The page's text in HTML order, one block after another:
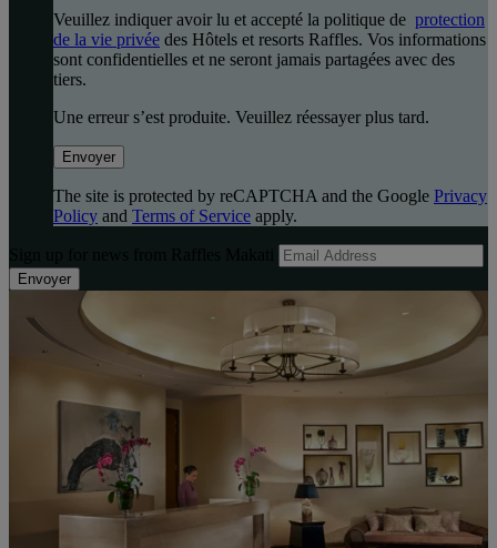
Veuillez indiquer avoir lu et accepté la politique de protection
de la vie privée des Hôtels et resorts Raffles. Vos informations
sont confidentielles et ne seront jamais partagées avec des
tiers.
Une erreur s’est produite. Veuillez réessayer plus tard.
Envoyer
The site is protected by reCAPTCHA and the Google Privacy
Policy and Terms of Service apply.
Envoyer